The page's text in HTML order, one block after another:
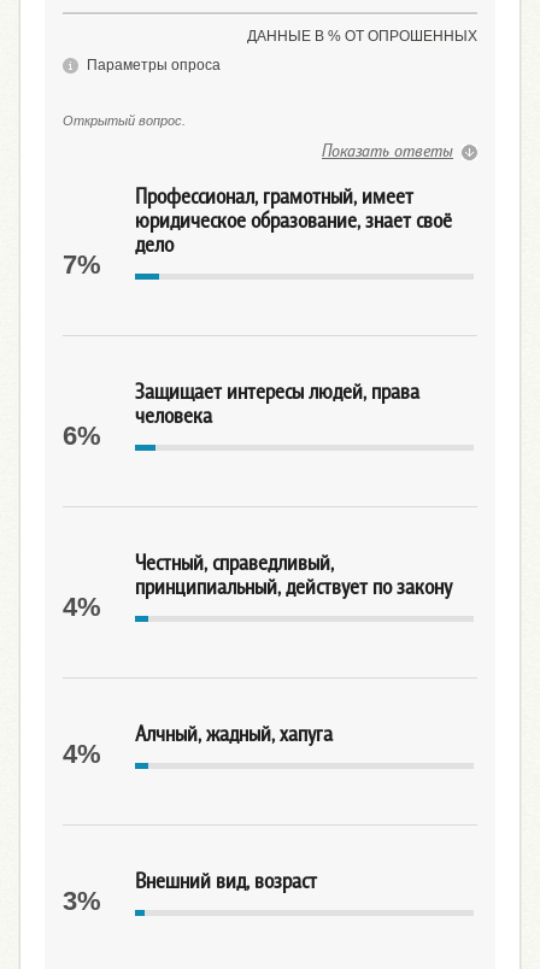
ДАННЫЕ В % ОТ ОПРОШЕННЫХ
Параметры опроса
Открытый вопрос.
Показать ответы
Профессионал, грамотный, имеет
юридическое образование, знает своё
дело
7%
Защищает интересы людей, права
человека
6%
Честный, справедливый,
принципиальный, действует по закону
4%
Алчный, жадный, хапуга
4%
Внешний вид, возраст
3%